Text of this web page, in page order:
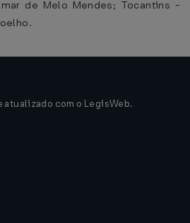
de Melo Mendes; Tocantins -
com o LegisWeb.